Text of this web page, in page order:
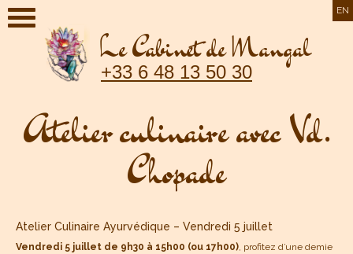
EN
Le Cabinet de Mangal
+33 6 48 13 50 30
Atelier culinaire avec Vd.
Chopade
Atelier Culinaire Ayurvédique – Vendredi 5 juillet
Vendredi 5 juillet de 9h30 à 15h00 (ou 17h00), profitez d’une demie